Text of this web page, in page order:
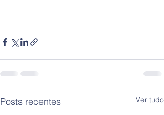
Posts recentes Ver tudo